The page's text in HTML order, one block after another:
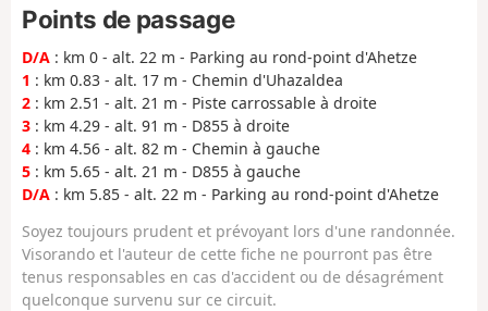
Points de passage
D/A : km 0 - alt. 22 m - Parking au rond-point d'Ahetze
1 : km 0.83 - alt. 17 m - Chemin d'Uhazaldea
2 : km 2.51 - alt. 21 m - Piste carrossable à droite
3 : km 4.29 - alt. 91 m - D855 à droite
4 : km 4.56 - alt. 82 m - Chemin à gauche
5 : km 5.65 - alt. 21 m - D855 à gauche
D/A : km 5.85 - alt. 22 m - Parking au rond-point d'Ahetze
Soyez toujours prudent et prévoyant lors d'une randonnée.
Visorando et l'auteur de cette fiche ne pourront pas être
tenus responsables en cas d'accident ou de désagrément
quelconque survenu sur ce circuit.